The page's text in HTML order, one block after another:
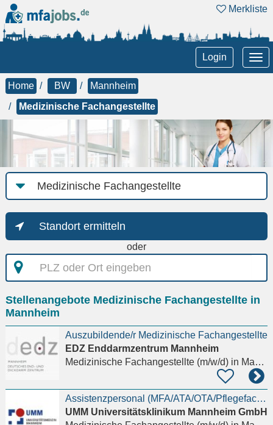
Merkliste
Login
Home BW
Mannheim
Medizinische Fachangestellte
Job-
Kategorie
Standort ermitteln
oder
PLZ
oder
eingeben
Stellenangebote Medizinische Fachangestellte in
Mannheim
Auszubildende/r Medizinische Fachangestellte
EDZ Enddarmzentrum Mannheim
Medizinische Fachangestellte (m/w/d)in Mannheim, Schwetzingerstadt
Assistenzpersonal (MFA/ATA/OTA/Pflegefachkraft) (w/m/d) Hochschulambulanz der II. Medizinischen
UMM Universitätsklinikum Mannheim GmbH